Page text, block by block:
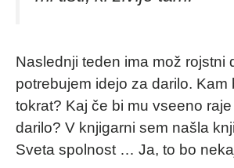
Naslednji teden ima mož rojstni
potrebujem idejo za darilo. Kam
tokrat? Kaj če bi mu vseeno
darilo? V knjigarni sem našla
Sveta spolnost … Ja, to bo